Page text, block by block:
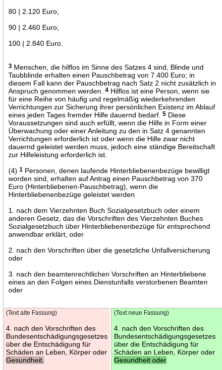
80 | 2.120 Euro,
90 | 2.460 Euro,
100 | 2.840 Euro.
3 Menschen, die hilflos im Sinne des Satzes 4 sind, Blinde und
Taubblinde erhalten einen Pauschbetrag von 7.400 Euro; in
diesem Fall kann der Pauschbetrag nach Satz 2 nicht zusätzlich in
Anspruch genommen werden.4 Hilflos ist eine Person, wenn sie
für eine Reihe von häufig und regelmäßig wiederkehrenden
Verrichtungen zur Sicherung ihrer persönlichen Existenz im Ablauf
eines jeden Tages fremder Hilfe dauernd bedarf.5 Diese
Voraussetzungen sind auch erfüllt, wenn die Hilfe in Form einer
Überwachung oder einer Anleitung zu den in Satz 4 genannten
Verrichtungen erforderlich ist oder wenn die Hilfe zwar nicht
dauernd geleistet werden muss, jedoch eine ständige Bereitschaft
zur Hilfeleistung erforderlich ist.
(4)1 Personen, denen laufende Hinterbliebenenbezüge bewilligt
worden sind, erhalten auf Antrag einen Pauschbetrag von 370
Euro (Hinterbliebenen-Pauschbetrag), wenn die
Hinterbliebenenbezüge geleistet werden
1. nach dem Vierzehnten Buch Sozialgesetzbuch oder einem
anderen Gesetz, das die Vorschriften des Vierzehnten Buches
Sozialgesetzbuch über Hinterbliebenenbezüge für entsprechend
anwendbar erklärt, oder
2. nach den Vorschriften über die gesetzliche Unfallversicherung
oder
3. nach den beamtenrechtlichen Vorschriften an Hinterbliebene
eines an den Folgen eines Dienstunfalls verstorbenen Beamten
oder
(Text alte Fassung)
4. nach den Vorschriften des
Bundesentschädigungsgesetzes
über die Entschädigung für
Schäden an Leben, Körper oder
Gesundheit.
(Text neue Fassung)
4. nach den Vorschriften des
Bundesentschädigungsgesetzes
über die Entschädigung für
Schäden an Leben, Körper oder
Gesundheit oder